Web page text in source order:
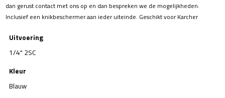
dan gerust contact met ons op en dan bespreken we de mogelijkheden.
Inclusief een knikbeschermer aan ieder uiteinde. Geschikt voor Karcher
Uitvoering
1/4" 2SC
Kleur
Blauw